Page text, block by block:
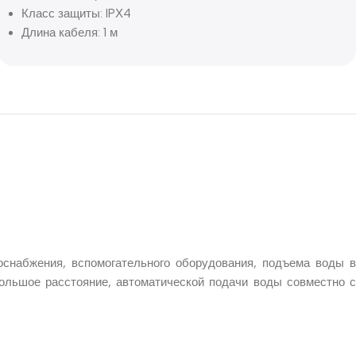
Класс защиты: IPХ4
Длина кабеля: 1 м
вспомогательного оборудования, подъема воды в
расстояние, автоматической подачи воды совместно с